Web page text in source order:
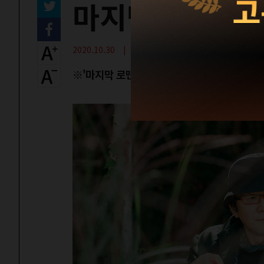
마지막 로맨티
2020.10.30 | <마음에 부는 바람> 윤석호 감독
※'마지막 로맨티시스트 1'